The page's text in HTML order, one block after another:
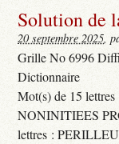
Solution de
20 septembre 2025,
Grille No 6996
Dictionnaire
Mot(s) de 15
NONINITIEES
lettres :